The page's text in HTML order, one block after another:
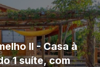
II - Casa à
1 suíte, com